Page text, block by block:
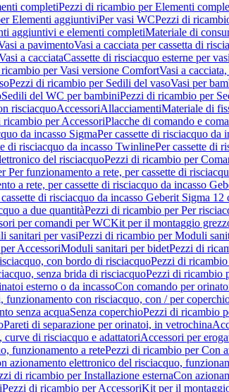
completiPezzi di ricambio per Elementi
Elementi aggiuntiviPer vasi WCPezzi di
aggiuntivi e elementi completiMateriale di
a pavimentoVasi a cacciata per cassetta di
a cacciataCassette di risciacquo esterne per
per Vasi versione ComfortVasi a
Pezzi di ricambio per Sedili del vasoVasi per
Sedili del WC per bambiniPezzi di ricambio per
risciacquoAccessoriAllacciamentiMateriale di
ricambio per AccessoriPlacche di comando e
da incasso SigmaPer cassette di risciacquo da
di risciacquo da incasso TwinlinePer cassette di
del risciacquoPezzi di ricambio per
Per funzionamento a rete, per cassette di
a rete, per cassette di risciacquo da incasso
di risciacquo da incasso Geberit Sigma 12
a due quantitàPezzi di ricambio per Per
per comandi per WCKit per il montaggio
sanitari per vasiPezzi di ricambio per Moduli
AccessoriModuli sanitari per bidetPezzi di
con bordo di risciacquoPezzi di
senza brida di risciacquoPezzi di ricambio
esterno o da incassoCon comando per
funzionamento con risciacquo, con / per
senza acquaSenza coperchioPezzi di ricambio
Pareti di separazione per orinatoi, in vetrochina
di risciacquo e adattatoriAccessori per
funzionamento a retePezzi di ricambio per Con
azionamento elettronico del risciacquo,
di ricambio per Installazione esternaCon
Pezzi di ricambio per AccessoriKit per il